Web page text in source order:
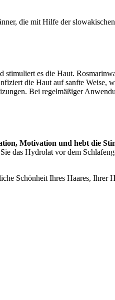
die mit Hilfe der
stimuliert es die Haut.
die Haut auf sanfte Weise,
Bei regelmäßiger
Motivation und hebt die
das Hydrolat vor dem
Schönheit Ihres Haares, Ihrer